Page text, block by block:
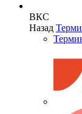
ВКС
Назад